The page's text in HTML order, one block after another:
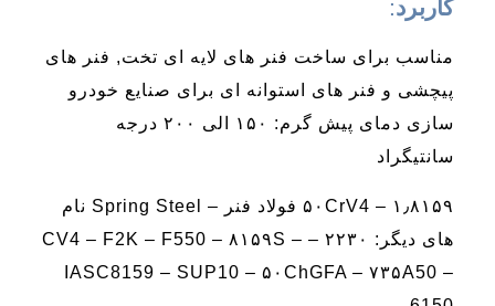
کاربرد:
مناسب برای ساخت فنر های لایه ای تخت, فنر های
پیچشی و فنر های استوانه ای برای صنایع خودرو
سازی دمای پیش گرم: ۱۵۰ الی ۲۰۰ درجه
سانتیگراد
۱٫۸۱۵۹ – ۵۰CrV4 فولاد فنر – Spring Steel نام
های دیگر: ۲۲۳۰ – CV4 – F2K – F550 – ۸۱۵۹S –
IASC8159 – SUP10 – ۵۰ChGFA – ۷۳۵A50 –